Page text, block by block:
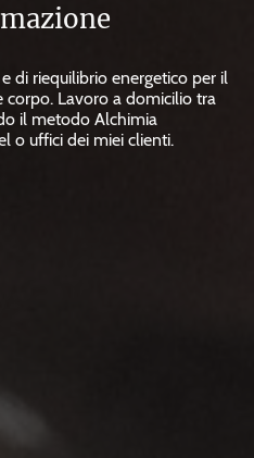
di riequilibrio energetico per il
corpo. Lavoro a domicilio tra
il metodo Alchimia
o uffici dei miei clienti.